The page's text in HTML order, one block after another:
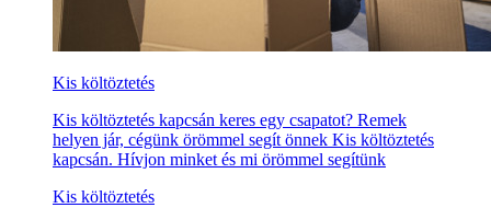
Kis költöztetés
Kis költöztetés kapcsán keres egy csapatot? Remek
helyen jár, cégünk örömmel segít önnek Kis költöztetés
kapcsán. Hívjon minket és mi örömmel segítünk
Kis költöztetés